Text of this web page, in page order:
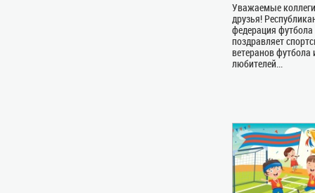
Уважаемые
друзья!
федерация
поздравляет
ветеранов футбола
любителей...